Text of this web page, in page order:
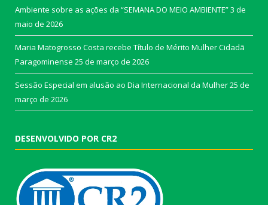
Ambiente sobre as ações da “SEMANA DO MEIO AMBIENTE”3 de
maio de 2026
Maria Matogrosso Costa recebe Título de Mérito Mulher Cidadã
Paragominense 25 de março de 2026
Sessão Especial em alusão ao Dia Internacional da Mulher25 de
março de 2026
DESENVOLVIDO POR CR2